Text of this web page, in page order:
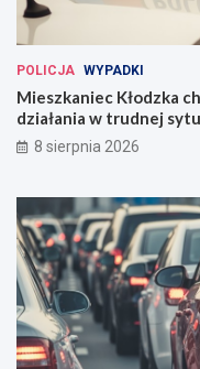
POLICJA WYPADKI
Mieszkaniec Kłodzka
działania w trudnej
8 sierpnia 2026